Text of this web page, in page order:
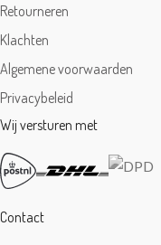
Retourneren
Klachten
Algemene voorwaarden
Privacybeleid
Wij versturen met
Contact